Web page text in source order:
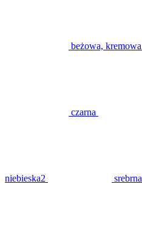
beżowa, kremowa
czarna
niebieska2 srebrna